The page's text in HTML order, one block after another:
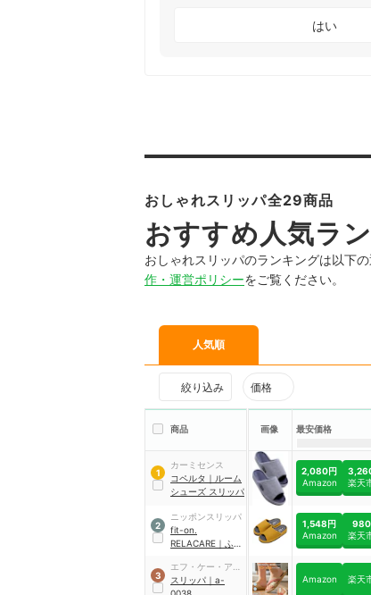
はい
おしゃれスリッパ全29商品
おすすめ人気ラ
おしゃれスリッパのランキングは以下
作・運営ポリシーをご覧ください。
人気順
絞り込み 価格
商品 画像 最安価格
1
カーミセンス
コペルタ ｜ ルーム
シューズ スリッパ
2,080円
Amazon
楽天
2
ニッポンスリッパ
fit-on.
RELACARE ｜ ふわ
1,548円
Amazon
980
楽天
3
エフ・ケー・アー
ル
スリッパ ｜ a-
Amazon 楽天